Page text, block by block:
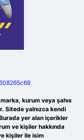
kurum veya şahıs
Sitede yalnızca kendi
yer alan içerikler
ve kişiler hakkında
kişiler ile isim